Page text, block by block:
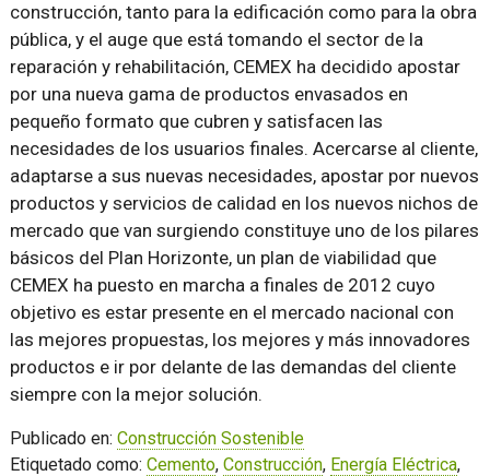
construcción, tanto para la edificación como para la obra
pública, y el auge que está tomando el sector de la
reparación y rehabilitación, CEMEX ha decidido apostar
por una nueva gama de productos envasados en
pequeño formato que cubren y satisfacen las
necesidades de los usuarios finales. Acercarse al cliente,
adaptarse a sus nuevas necesidades, apostar por nuevos
productos y servicios de calidad en los nuevos nichos de
mercado que van surgiendo constituye uno de los pilares
básicos del Plan Horizonte, un plan de viabilidad que
CEMEX ha puesto en marcha a finales de 2012 cuyo
objetivo es estar presente en el mercado nacional con
las mejores propuestas, los mejores y más innovadores
productos e ir por delante de las demandas del cliente
siempre con la mejor solución.
Publicado en: Construcción Sostenible
Etiquetado como: Cemento, Construcción, Energía Eléctrica,